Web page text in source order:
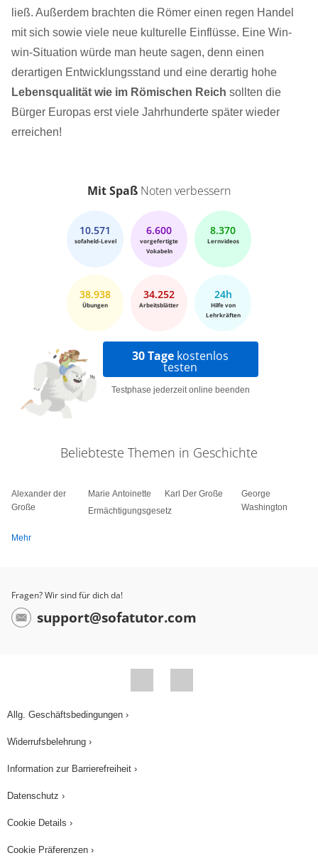
ließ. Außerdem brachten die Römer einen regen Handel
mit sich sowie viele neue kulturelle Einflüsse. Eine Win-
win-Situation würde man heute sagen, denn einen
derartigen Entwicklungsstand und eine derartig hohe
Lebensqualität wie im Römischen Reich sollten die
Bürger Europas erst viele Jahrhunderte später wieder
erreichen!
Mit Spaß Noten verbessern
10.571
sofaheld-Level
6.600
vorgefertigte
Vokabeln
8.370
Lernvideos
38.938
Übungen
34.252
Arbeitsblätter
24h
Hilfe von
Lehrkräften
30 Tage kostenlos
testen
Testphase jederzeit online beenden
Beliebteste Themen in Geschichte
Alexander der
Große
Marie Antoinette
Ermächtigungsgesetz
Karl Der Große
George
Washington
Mehr
Fragen? Wir sind für dich da!
support@sofatutor.com
Allg. Geschäftsbedingungen ›
Widerrufsbelehrung ›
Information zur Barrierefreiheit ›
Datenschutz ›
Cookie Details ›
Cookie Präferenzen ›